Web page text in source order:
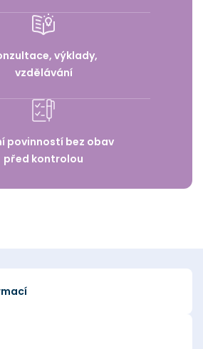
výklady,
vzdělávání
povinností bez obav
před kontrolou